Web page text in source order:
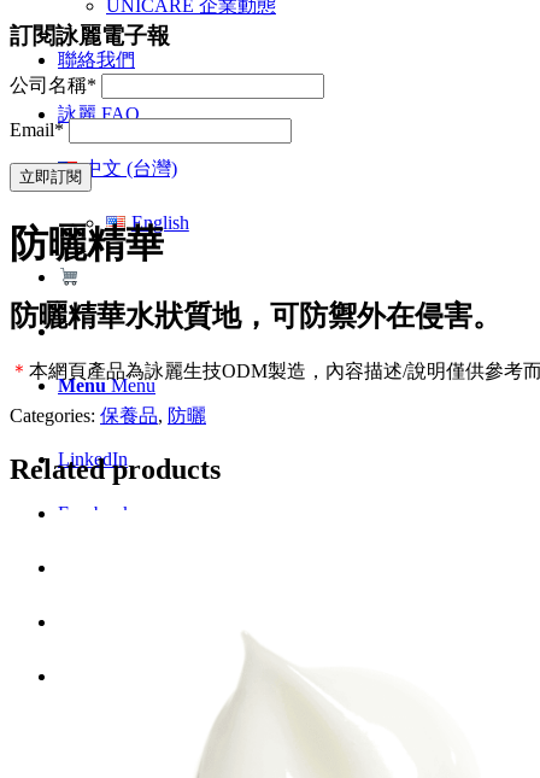
UNICARE 企業動態
聯絡我們
詠麗 FAQ
中文 (台灣)
English
Menu Menu
LinkedIn
Facebook
訂閱詠麗電子報
公司名稱*
Email*
防曬精華
防曬精華水狀質地，可防禦外在侵害。
＊ 本網頁產品為詠麗生技ODM製造，內容描述/說明僅供參考
Categories: 保養品, 防曬
Related products